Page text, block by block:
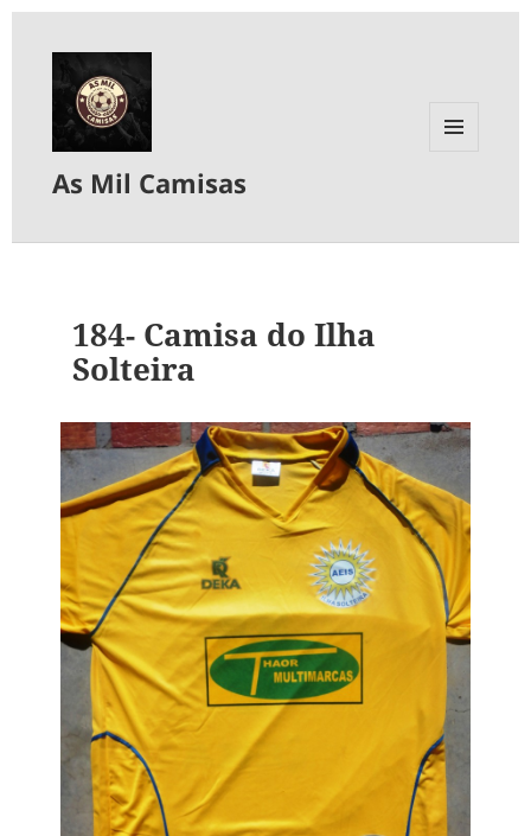
As Mil Camisas
184- Camisa do Ilha
Solteira